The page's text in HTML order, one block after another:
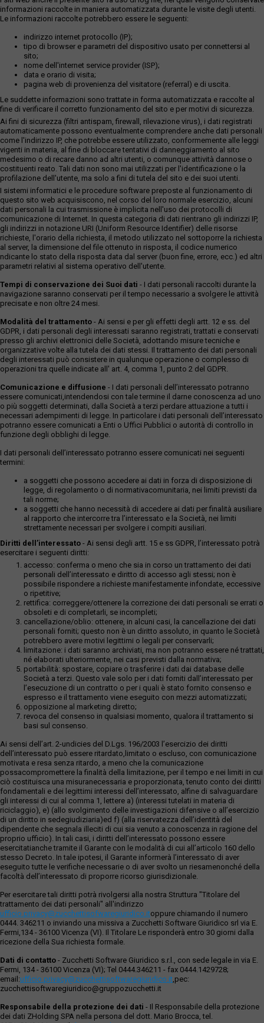
informazioni raccolte in maniera automatizzata durante le visite degli utenti.
Le informazioni raccolte potrebbero essere le seguenti:
indirizzo internet protocollo (IP);
tipo di browser e parametri del dispositivo usato per connettersi al
sito;
nome dell'internet service provider (ISP);
data e orario di visita;
pagina web di provenienza del visitatore (referral) e di uscita.
Le suddette informazioni sono trattate in forma automatizzata e raccolte al
fine di verificare il corretto funzionamento del sito e per motivi di sicurezza.
Ai fini di sicurezza (filtri antispam, firewall, rilevazione virus), i dati registrati
automaticamente possono eventualmente comprendere anche dati personali
come l'indirizzo IP, che potrebbe essere utilizzato, conformemente alle leggi
vigenti in materia, al fine di bloccare tentativi di danneggiamento al sito
medesimo o di recare danno ad altri utenti, o comunque attività dannose o
costituenti reato. Tali dati non sono mai utilizzati per l'identificazione o la
profilazione dell'utente, ma solo a fini di tutela del sito e dei suoi utenti.
I sistemi informatici e le procedure software preposte al funzionamento di
questo sito web acquisiscono, nel corso del loro normale esercizio, alcuni
dati personali la cui trasmissione è implicita nell'uso dei protocolli di
comunicazione di Internet. In questa categoria di dati rientrano gli indirizzi IP,
gli indirizzi in notazione URI (Uniform Resource Identifier) delle risorse
richieste, l'orario della richiesta, il metodo utilizzato nel sottoporre la richiesta
al server, la dimensione del file ottenuto in risposta, il codice numerico
ndicante lo stato della risposta data dal server (buon fine, errore, ecc.) ed altri
parametri relativi al sistema operativo dell'utente.
Tempi di conservazione dei Suoi dati - I dati personali raccolti durante la
navigazione saranno conservati per il tempo necessario a svolgere le attività
precisate e non oltre 24 mesi.
Modalità del trattamento - Ai sensi e per gli effetti degli artt. 12 e ss. del
GDPR, i dati personali degli interessati saranno registrati, trattati e conservati
presso gli archivi elettronici delle Società, adottando misure tecniche e
organizzative volte alla tutela dei dati stessi. Il trattamento dei dati personali
degli interessati può consistere in qualunque operazione o complesso di
operazioni tra quelle indicate all' art. 4, comma 1, punto 2 del GDPR.
Comunicazione e diffusione - I dati personali dell’interessato potranno
essere comunicati,intendendosi con tale termine il darne conoscenza ad uno
o più soggetti determinati, dalla Società a terzi perdare attuazione a tutti i
necessari adempimenti di legge. In particolare i dati personali dell’interessato
potranno essere comunicati a Enti o Uffici Pubblici o autorità di controllo in
funzione degli obblighi di legge.
I dati personali dell’interessato potranno essere comunicati nei seguenti
termini:
a soggetti che possono accedere ai dati in forza di disposizione di
legge, di regolamento o di normativacomunitaria, nei limiti previsti da
tali norme;
a soggetti che hanno necessità di accedere ai dati per finalità ausiliare
al rapporto che intercorre tra l’interessato e la Società, nei limiti
strettamente necessari per svolgere i compiti ausiliari.
Diritti dell’interessato - Ai sensi degli artt. 15 e ss GDPR, l’interessato potrà
esercitare i seguenti diritti:
accesso: conferma o meno che sia in corso un trattamento dei dati
personali dell’interessato e diritto di accesso agli stessi; non è
possibile rispondere a richieste manifestamente infondate, eccessive
o ripetitive;
rettifica: correggere/ottenere la correzione dei dati personali se errati o
obsoleti e di completarli, se incompleti;
cancellazione/oblio: ottenere, in alcuni casi, la cancellazione dei dati
personali forniti; questo non è un diritto assoluto, in quanto le Società
potrebbero avere motivi legittimi o legali per conservarli;
limitazione: i dati saranno archiviati, ma non potranno essere né trattati,
né elaborati ulteriormente, nei casi previsti dalla normativa;
portabilità: spostare, copiare o trasferire i dati dai database delle
Società a terzi. Questo vale solo per i dati forniti dall’interessato per
l’esecuzione di un contratto o per i quali è stato fornito consenso e
espresso e il trattamento viene eseguito con mezzi automatizzati;
opposizione al marketing diretto;
revoca del consenso in qualsiasi momento, qualora il trattamento si
basi sul consenso.
Ai sensi dell’art. 2-undicies del D.Lgs. 196/2003 l’esercizio dei diritti
dell’interessato può essere ritardato,limitato o escluso, con comunicazione
motivata e resa senza ritardo, a meno che la comunicazione
possacompromettere la finalità della limitazione, per il tempo e nei limiti in cui
ciò costituisca una misuranecessaria e proporzionata, tenuto conto dei diritti
fondamentali e dei legittimi interessi dell’interessato, alfine di salvaguardare
gli interessi di cui al comma 1, lettere a) (interessi tutelati in materia di
riciclaggio), e) (allo svolgimento delle investigazioni difensive o all’esercizio
di un diritto in sedegiudiziaria)ed f) (alla riservatezza dell’identità del
dipendente che segnala illeciti di cui sia venuto a conoscenza in ragione del
proprio ufficio). In tali casi, i diritti dell’interessato possono essere
esercitatianche tramite il Garante con le modalità di cui all’articolo 160 dello
stesso Decreto. In tale ipotesi, il Garante informerà l’interessato di aver
eseguito tutte le verifiche necessarie o di aver svolto un riesamenonché della
facoltà dell’interessato di proporre ricorso giurisdizionale.
Per esercitare tali diritti potrà rivolgersi alla nostra Struttura "Titolare del
trattamento dei dati personali" all'indirizzo
ufficio.privacy@zucchettisofwaregiuridico.itoppure chiamando il numero
0444. 346211 o inviando una missiva a Zucchetti Software Giuridico srl via E.
Fermi,134 - 36100 Vicenza (VI). Il Titolare Le risponderà entro 30 giorni dalla
ricezione della Sua richiesta formale.
Dati di contatto - Zucchetti Software Giuridico s.r.l., con sede legale in via E.
Fermi, 134 - 36100 Vicenza (VI); Tel 0444.346211 - fax 0444.1429728;
email:ufficio.privacy@zucchettisoftwaregiuridico.it,pec:
zucchettisoftwaregiuridico@gruppozucchetti.it
Responsabile della protezione dei dati - Il Responsabile della protezione
dei dati ZHolding SPA nella persona del dott. Mario Brocca, tel.